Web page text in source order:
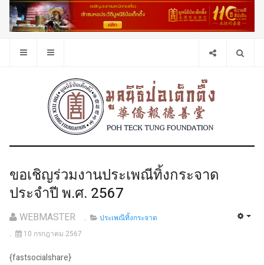
ขอเชิญร่วมงานประเพณีทิ้งกระจาด
ประจำปี พ.ศ. 2567
WEBMASTER
ประเพณีทิ้งกระจาด
10 กรกฎาคม 2567
{fastsocialshare}